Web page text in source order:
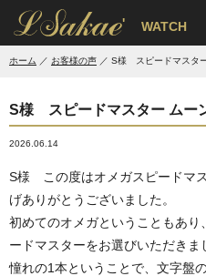
' WATCH
ホーム お客様の声 S様 スピードマスタ
S様 スピードマスター ムー
2026.06.14
S様 この度はオメガスピードマ
げありがとうございました。
初めてのオメガということもあ
ードマスターをお選びいただきま
憧れの1本ということで、文字盤